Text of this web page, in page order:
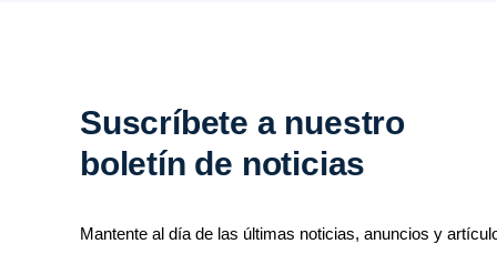
Suscríbete a nuestro
boletín de noticias
Mantente al día de las últimas noticias, anuncios y